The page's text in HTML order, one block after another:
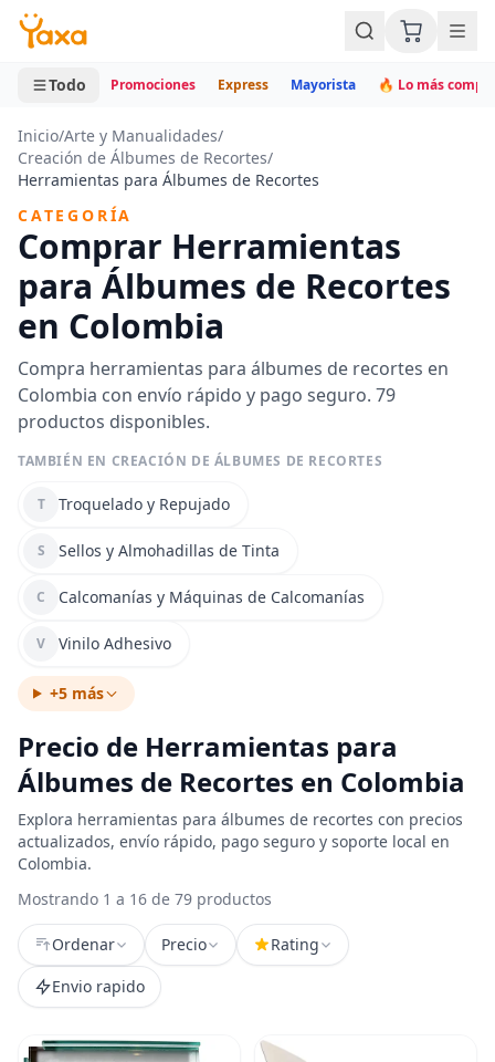
MINI CARRITO
0 productos
Todo Promociones Express Mayorista 🔥 Lo más
Inicio/Arte y Manualidades/
Creación de Álbumes de Recortes/
Herramientas para Álbumes de Recortes
CATEGORÍA
Comprar Herramientas
para Álbumes de Recortes
en Colombia
Compra herramientas para álbumes de recortes en
Colombia con envío rápido y pago seguro. 79
productos disponibles.
TAMBIÉN EN CREACIÓN DE ÁLBUMES DE RECORTES
T Troquelado y Repujado
S Sellos y Almohadillas de Tinta
C Calcomanías y Máquinas de Calcomanías
V Vinilo Adhesivo
+5 más
Precio de Herramientas para
Álbumes de Recortes en Colombia
Explora herramientas para álbumes de recortes con precios
actualizados, envío rápido, pago seguro y soporte local en
Colombia.
Mostrando 1 a 16 de 79 productos
Ordenar Precio
Rating
Envio rapido